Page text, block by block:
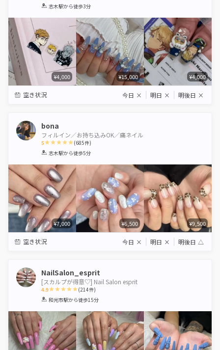
1 2 3 4 5
志木駅から徒歩3分
¥4,000 ¥15,000 ¥4,000
空き状況 今日 × 明日 × 明後日 ×
bona
フィルイン／お持ち込みOK／痛ネイル
5
1 2 3 4 5
(685件)
志木駅から徒歩5分
¥7,000 ¥6,500 ¥9,500
空き状況 今日 × 明日 × 明後日 △
NailSalon_esprit
[スカルプが得意♡] Nail Salon esprit
4.9
1 2 3 4 5
(214件)
和光市駅から徒歩15分